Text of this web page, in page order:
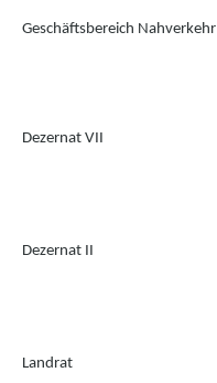
Geschäftsbereich Nahverkehr
Dezernat VII
Dezernat II
Landrat